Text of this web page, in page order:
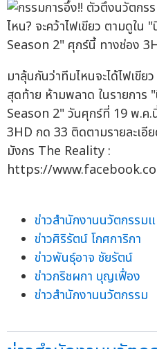
มาลุ้นกันว่าทีมไหนจะได้ไฟเขีย
สุดท้าย ห้ามพลาด ในรายกา
Season 2" วันศุกร์ที่ 19 พ.ค.
3HD กด 33 ติดตามรายละเ
มังกร The Reality :
https://
ข่าวสำนักงานนวัตกรรม
ข่าวศิริรัตน์ โกศการิกา
ข่าวพันธุ์อาจ ชัยรัตน์
ข่าวกริชผกา บุญเฟื่อง
ข่าวสำนักงานนวัตกรรม